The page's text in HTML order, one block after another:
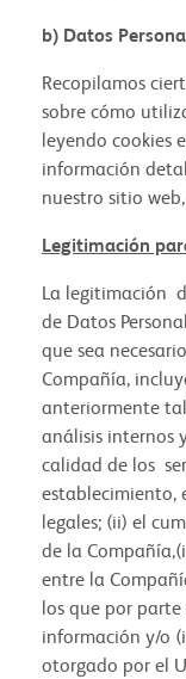
b) Datos
Recopilamos
sobre cómo
leyendo cookies
información
nuestro sitio
Legitimación
La legitimación
de Datos
que sea
Compañía,
anteriormente
análisis internos
calidad de los
establecimiento,
legales; (ii) el
de la
entre la
los que por
información y/o
otorgado por el